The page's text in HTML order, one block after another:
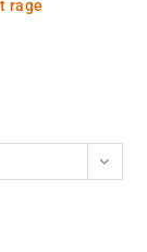
rage